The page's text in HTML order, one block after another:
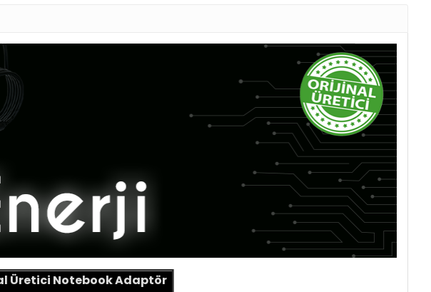
Üretici Notebook Adaptör